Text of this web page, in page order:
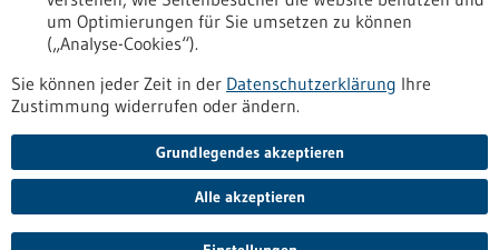
Nach oben
Informiert bleiben
Newsletter abonnieren
um Optimierungen für Sie umsetzen zu können
(„Analyse-Cookies“).
Sie können jeder Zeit in der Datenschutzerklärung Ihre
Zustimmung widerrufen oder ändern.
Grundlegendes akzeptieren
Alle akzeptieren